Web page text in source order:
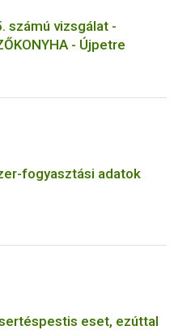
számú vizsgálat -
- Újpetre
fogyasztási adatok
eset, ezúttal